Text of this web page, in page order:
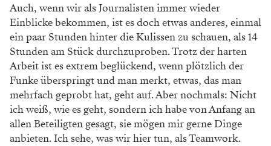
Auch, wenn wir als Journalisten immer wieder
Einblicke bekommen, ist es doch etwas anderes, einmal
ein paar Stunden hinter die Kulissen zu schauen, als 14
Stunden am Stück durchzuproben. Trotz der harten
Arbeit ist es extrem beglückend, wenn plötzlich der
Funke überspringt und man merkt, etwas, das man
mehrfach geprobt hat, geht auf. Aber nochmals: Nicht
ich weiß, wie es geht, sondern ich habe von Anfang an
allen Beteiligten gesagt, sie mögen mir gerne Dinge
anbieten. Ich sehe, was wir hier tun, als Teamwork.